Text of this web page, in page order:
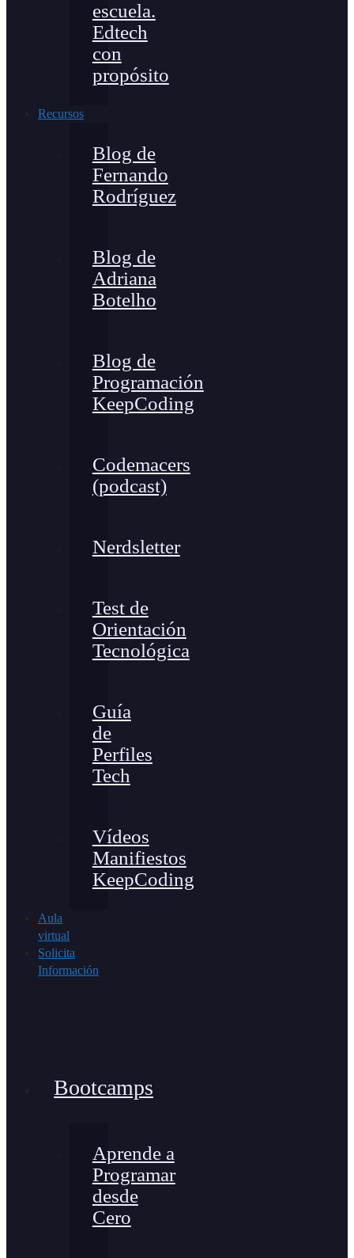
escuela.
Edtech
con
propósito
Recursos
Blog de
Fernando
Rodríguez
Blog de
Adriana
Botelho
Blog de
Programación
KeepCoding
Codemacers
(podcast)
Nerdsletter
Test de
Orientación
Tecnológica
Guía
de
Perfiles
Tech
Vídeos
Manifiestos
KeepCoding
Aula
virtual
Solicita
Información
Bootcamps
Aprende a
Programar
desde
Cero